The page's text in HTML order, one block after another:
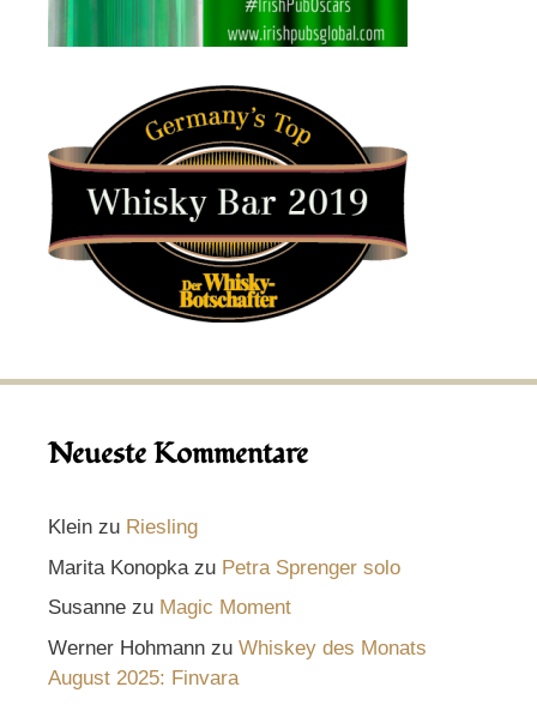
Neueste Kommentare
Klein zu Riesling
Marita Konopka zu Petra Sprenger solo
Susanne zu Magic Moment
Werner Hohmann zu Whiskey des Monats
August 2025: Finvara